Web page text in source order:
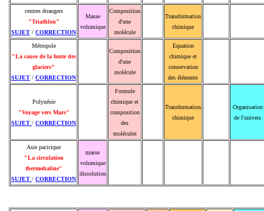
centres étrangers
"Triathlon"
SUJET / CORRECTION
Masse
volumique
Composition
d'une
molécule
Transformation
chimique
Métropole
"La cause de la fonte des
glaciers"
SUJET / CORRECTION
Composition
d'une
molécule
Equation
chimique et
conservation
des éléments
Polynésie
"Voyage vers Mars"
SUJET / CORRECTION
Formule
chimique et
composition
des
molécules
Transformation
chimique
Organisation
de l'univers
Asie pacicique
"La circulation
thermohaline"
SUJET / CORRECTION
masse
volumique
dissolution